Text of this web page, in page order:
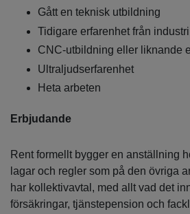
Gått en teknisk utbildning
Tidigare erfarenhet från industri
CNC-utbildning eller liknande
Ultraljudserfarenhet
Heta arbeten
Erbjudande
Rent formellt bygger en anställning
lagar och regler som på den övriga
har kollektivavtal, med allt vad det
försäkringar, tjänstepension och